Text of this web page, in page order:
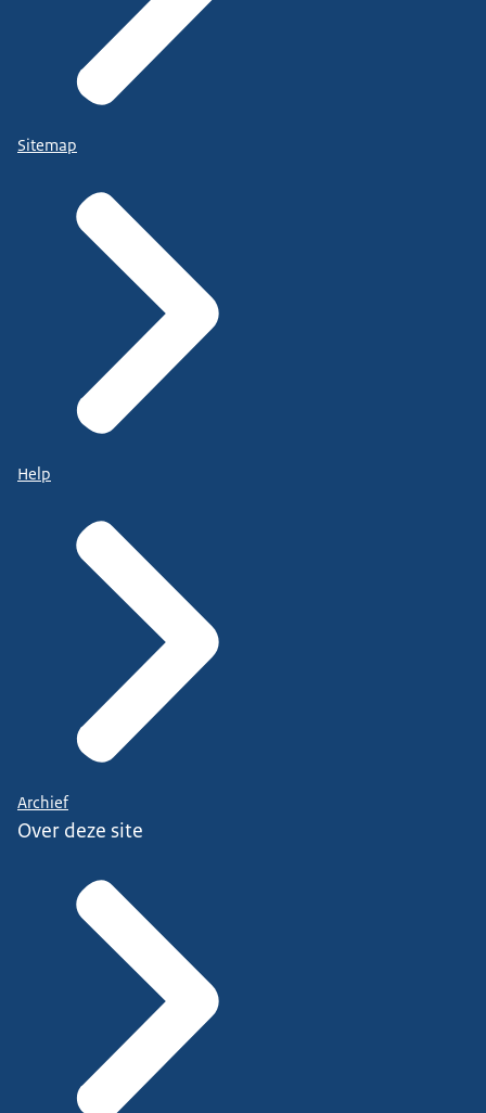
Sitemap
Help
Archief
Over deze site